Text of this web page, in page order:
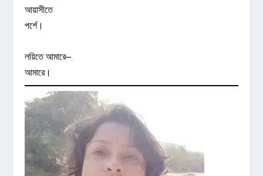
আয়াসীতে
পর্শে।
লয়িতে আমারে–
আমারে।